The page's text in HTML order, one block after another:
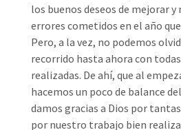
los buenos deseos de mejorar
errores cometidos en el año
Pero, a la vez, no podemos
recorrido hasta ahora con
realizadas. De ahí, que al
hacemos un poco de balance
damos gracias a Dios por
por nuestro trabajo bien